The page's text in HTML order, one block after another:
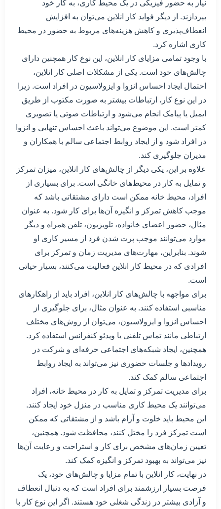
نیاز به حضور فیزیکی در یک محیط کاری، به کار خود
بپردازند. از دیگر فواید کار انلاین می‌توان به افزایش
انعطاف‌پذیری و کاهش هزینه‌های مربوط به حضور در محیط
کاری اشاره کرد.
با وجود تمامی مزایای کار انلاین، این نوع کار همچنین دارای
چالش‌های خود است. یکی از مشکلات اصلی کار انلاین،
احتمال ایجاد احساس انزوا و ایزولاسیون در افراد است. زیرا
در این نوع کار، ارتباطات بیشتر به صورت مکتوب از طریق
ایمیل یا پیامک انجام می‌شود و ارتباطات صوتی یا تصویری
کمتر است. این موضوع می‌تواند باعث احساس تنهایی و انزوا
در افراد شود و از ایجاد روابط اجتماعی سالم با همکاران و
مدیران جلوگیری کند.
علاوه بر این، یکی دیگر از چالش‌های کار انلاین، میزان تمرکز
و تمایل به کار در محیط‌های خانگی است. برای بسیاری از
افراد، محیط خانه ممکن است دارای مشتقاتی باشد که
موجب کاهش تمرکز و انگیزه آن‌ها برای کار شود. به عنوان
مثال، حضور اعضای خانواده، تلویزیون، تلفن همراه و دیگر
موارد می‌توانند موجب پرت شدن فرد از مسیر کاری او
شوند. بنابراین، مهارت‌های مدیریت زمان و تمرکز برای
افرادی که در محیط کار انلاین فعالیت می‌کنند، بسیار حیاتی
است.
برای مواجهه با چالش‌های کار انلاین، افراد باید از راهکارهای
مناسبی استفاده کنند. به عنوان مثال، برای جلوگیری از
احساس انزوا و ایزولاسیون، می‌توان از روش‌های مختلف
ارتباطی مانند تماس تلفنی یا ویدئو کنفرانس استفاده کرد.
همچنین، ایجاد شبکه‌های اجتماعی حرفه‌ای و شرکت در
رویدادها و جلسات حضوری نیز می‌تواند به ایجاد روابط
اجتماعی سالم کمک کند.
برای مدیریت تمرکز و تمایل به کار در محیط خانه، افراد
می‌توانند یک محیط کاری مناسب در منزل خود ایجاد کنند.
این محیط باید خلوت و آرام باشد و از مشتقاتی که ممکن
است تمرکز فرد را مختل کنند، محافظت شود. همچنین،
تعیین زمان‌های مشخص برای کار و استراحت و رعایت آن‌ها
نیز می‌تواند به بهبود تمرکز و انگیزه کمک کند.
در نهایت، کار انلاین با تمام مزایا و چالش‌های خود، یک
فرصت بسیار ارزشمند برای افراد است که به دنبال انعطاف
و آزادی بیشتر در زندگی شغلی خود هستند. اگر این نوع کار با